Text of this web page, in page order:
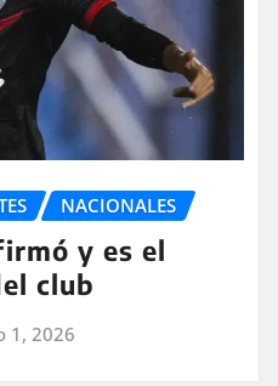
NACIONALES
y es el
club
1, 2026